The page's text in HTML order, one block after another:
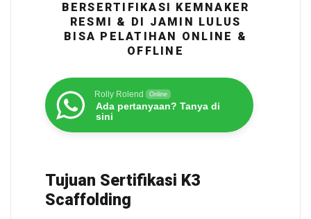
BERSERTIFIKASI KEMNAKER
RESMI & DI JAMIN LULUS
BISA PELATIHAN ONLINE &
OFFLINE
Rolly Rolend Online
Ada pertanyaan? Tanya di
sini
Tujuan Sertifikasi K3
Scaffolding